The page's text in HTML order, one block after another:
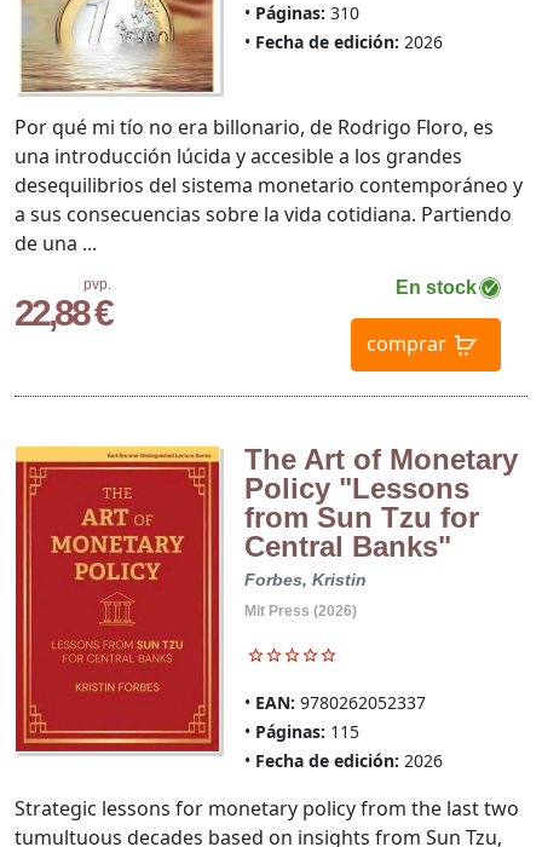
Páginas: 310
Fecha de edición: 2026
pvp.
22,88 €
En stock
comprar
Por qué mi tío no era billonario, de Rodrigo Floro, es
una introducción lúcida y accesible a los grandes
desequilibrios del sistema monetario contemporáneo y
a sus consecuencias sobre la vida cotidiana. Partiendo
de una ...
The Art of Monetary
Policy "Lessons
from Sun Tzu for
Central Banks"
Forbes, Kristin
Mit Press (2026)
EAN: 9780262052337
Páginas: 115
Fecha de edición: 2026
Strategic lessons for monetary policy from the last two
tumultuous decades based on insights from Sun Tzu,